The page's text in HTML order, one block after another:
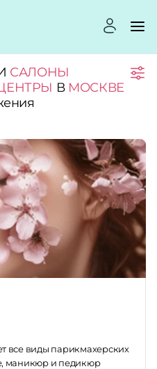
САЛОНЫ
В МОСКВЕ
все виды парикмахерских
маникюр и педикюр